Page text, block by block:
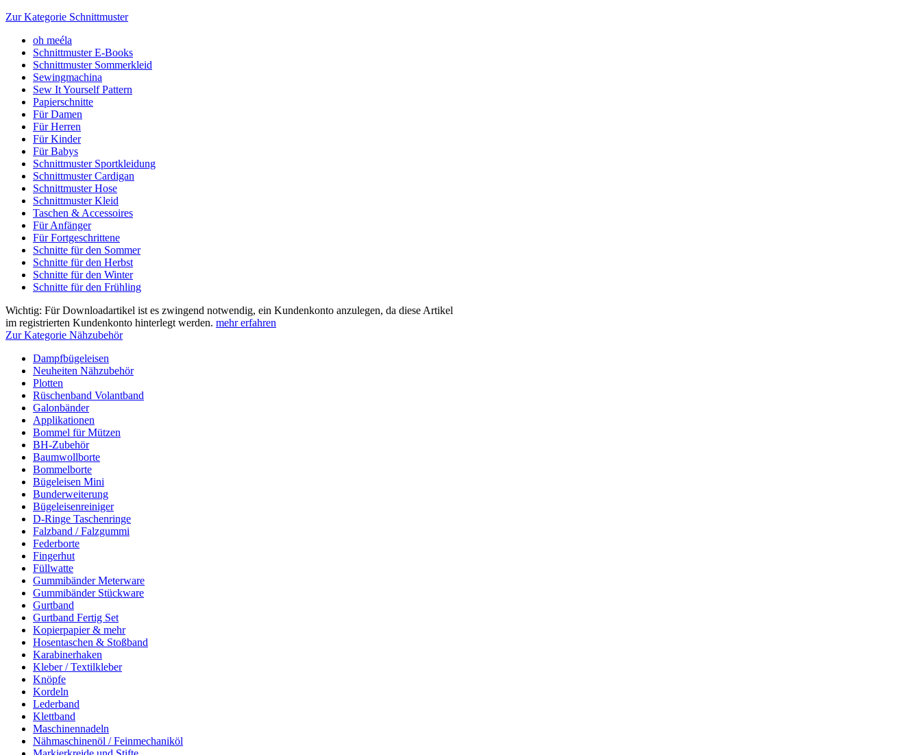
Zur Kategorie Schnittmuster
oh meéla
Schnittmuster E-Books
Schnittmuster Sommerkleid
Sewingmachina
Sew It Yourself Pattern
Papierschnitte
Für Damen
Für Herren
Für Kinder
Für Babys
Schnittmuster Sportkleidung
Schnittmuster Cardigan
Schnittmuster Hose
Schnittmuster Kleid
Taschen & Accessoires
Für Anfänger
Für Fortgeschrittene
Schnitte für den Sommer
Schnitte für den Herbst
Schnitte für den Winter
Schnitte für den Frühling
Wichtig: Für Downloadartikel ist es zwingend notwendig, ein Kundenkonto anzulegen, da diese Artikel
im registrierten Kundenkonto hinterlegt werden. mehr erfahren
Zur Kategorie Nähzubehör
Dampfbügeleisen
Neuheiten Nähzubehör
Plotten
Rüschenband Volantband
Galonbänder
Applikationen
Bommel für Mützen
BH-Zubehör
Baumwollborte
Bommelborte
Bügeleisen Mini
Bunderweiterung
Bügeleisenreiniger
D-Ringe Taschenringe
Falzband / Falzgummi
Federborte
Fingerhut
Füllwatte
Gummibänder Meterware
Gummibänder Stückware
Gurtband
Gurtband Fertig Set
Kopierpapier & mehr
Hosentaschen & Stoßband
Karabinerhaken
Kleber / Textilkleber
Knöpfe
Kordeln
Lederband
Klettband
Maschinennadeln
Nähmaschinenöl / Feinmechaniköl